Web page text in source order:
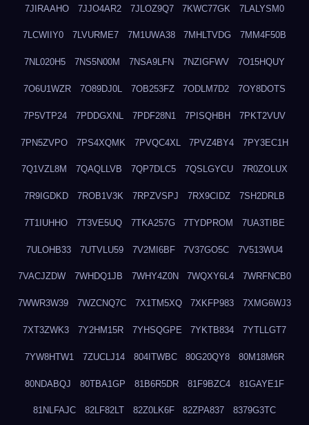
7JIRAAHO 7JJO4AR2 7JLOZ9Q7 7KWC77GK 7LALYSM0
7LCWIIY0 7LVURME7 7M1UWA38 7MHLTVDG 7MM4F50B
7NL020H5 7NS5N00M 7NSA9LFN 7NZIGFWV 7O15HQUY
7O6U1WZR 7O89DJ0L 7OB253FZ 7ODLM7D2 7OY8DOTS
7P5VTP24 7PDDGXNL 7PDF28N1 7PISQHBH 7PKT2VUV
7PN5ZVPO 7PS4XQMK 7PVQC4XL 7PVZ4BY4 7PY3EC1H
7Q1VZL8M 7QAQLLVB 7QP7DLC5 7QSLGYCU 7R0ZOLUX
7R9IGDKD 7ROB1V3K 7RPZVSPJ 7RX9CIDZ 7SH2DRLB
7T1IUHHO 7T3VE5UQ 7TKA257G 7TYDPROM 7UA3TIBE
7ULOHB33 7UTVLU59 7V2MI6BF 7V37GO5C 7V513WU4
7VACJZDW 7WHDQ1JB 7WHY4Z0N 7WQXY6L4 7WRFNCB0
7WWR3W39 7WZCNQ7C 7X1TM5XQ 7XKFP983 7XMG6WJ3
7XT3ZWK3 7Y2HM15R 7YHSQGPE 7YKTB834 7YTLLGT7
7YW8HTW1 7ZUCLJ14 804ITWBC 80G20QY8 80M18M6R
80NDABQJ 80TBA1GP 81B6R5DR 81F9BZC4 81GAYE1F
81NLFAJC 82LF82LT 82Z0LK6F 82ZPA837 8379G3TC